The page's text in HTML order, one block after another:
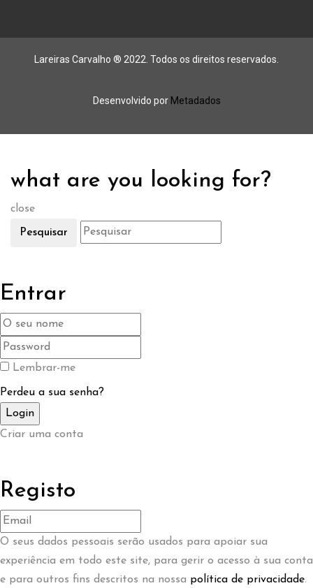
Lareiras Carvalho ® 2022. Todos os direitos reservados.
Desenvolvido por Metadados
what are you looking for?
close
Pesquisar
Entrar
Lembrar-me
Perdeu a sua senha?
Criar uma conta
Registo
O seus dados pessoais serão usados ​​para apoiar sua
experiência em todo este site, para gerir o acesso à sua conta
e para outros fins descritos na nossa política de privacidade.